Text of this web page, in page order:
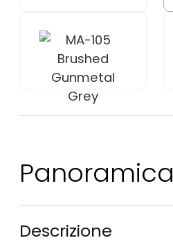
Panoramica
Descrizione